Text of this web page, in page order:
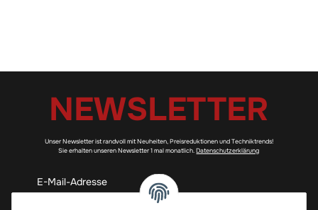
NEWSLETTER
Unser Newsletter ist randvoll mit Neuheiten, Preisreduktionen und Techniktrends!
Sie erhalten unseren Newsletter 1 mal monatlich.Datenschutzerklärung